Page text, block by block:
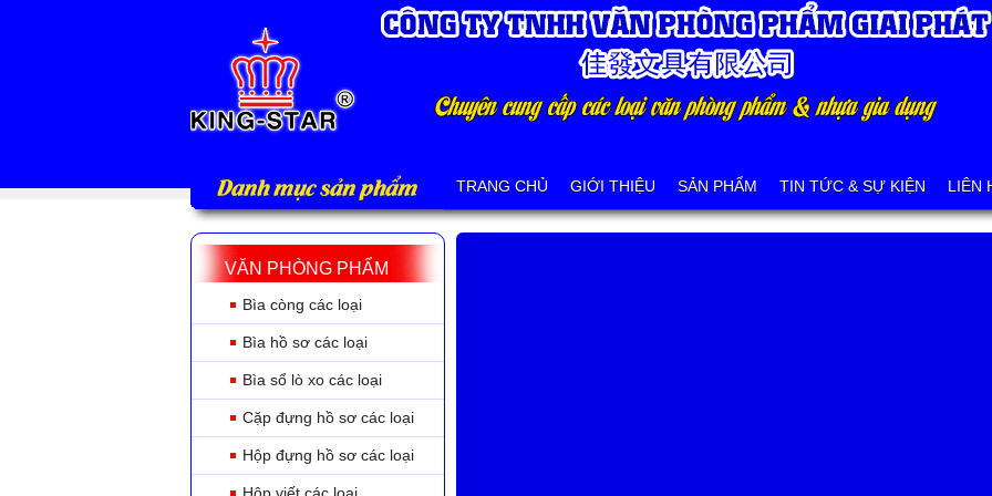
Danh mục sản phẩm TRANG CHỦ GIỚI THIỆU SẢN PHẨM TIN TỨC & SỰ KIỆN LIÊN
VĂN PHÒNG PHẨM
Bìa còng các loại
Bìa hồ sơ các loại
Bìa sổ lò xo các loại
Cặp đựng hồ sơ các loại
Hộp đựng hồ sơ các loại